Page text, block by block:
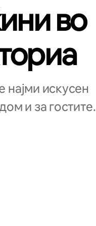
во
искусен
и за гостите.